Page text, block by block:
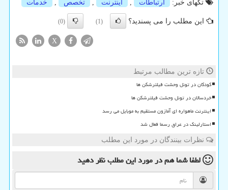
تگهای خبر: ارتباطات , اینترنت , تخصص , خدمات
این مطلب را می پسندید؟ (1)
(0)
X
تازه ترین مطالب مرتبط
کودکان در تونل وحشت فیلترشکن ها
خردسالان در تونل وحشت فیلترشکن ها
اینترنت ماهواره ای آمازون مستقیم به موبایل می رسد
استارلینک در عراق رسما فعال شد
نظرات بینندگان در مورد این مطلب
لطفا شما همدر مورد این مطلبنظر دهید